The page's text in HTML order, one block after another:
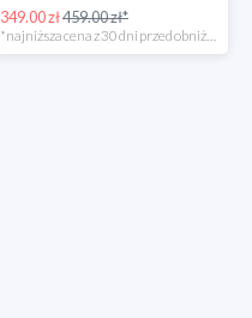
349.00 zł459.00 zł*
*najniższa cena z 30 dni przed obniżką